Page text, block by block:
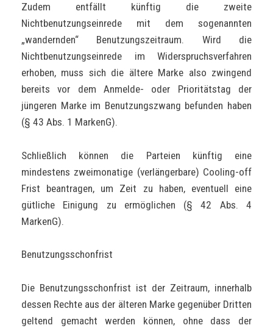
Zudem entfällt künftig die zweite
Nichtbenutzungseinrede mit dem sogenannten
„wandernden“ Benutzungszeitraum. Wird die
Nichtbenutzungseinrede im Widerspruchsverfahren
erhoben, muss sich die ältere Marke also zwingend
bereits vor dem Anmelde- oder Prioritätstag der
jüngeren Marke im Benutzungszwang befunden haben
(§ 43 Abs. 1 MarkenG).
Schließlich können die Parteien künftig eine
mindestens zweimonatige (verlängerbare) Cooling-off
Frist beantragen, um Zeit zu haben, eventuell eine
gütliche Einigung zu ermöglichen (§ 42 Abs. 4
MarkenG).
Benutzungsschonfrist
Die Benutzungsschonfrist ist der Zeitraum, innerhalb
dessen Rechte aus der älteren Marke gegenüber Dritten
geltend gemacht werden können, ohne dass der